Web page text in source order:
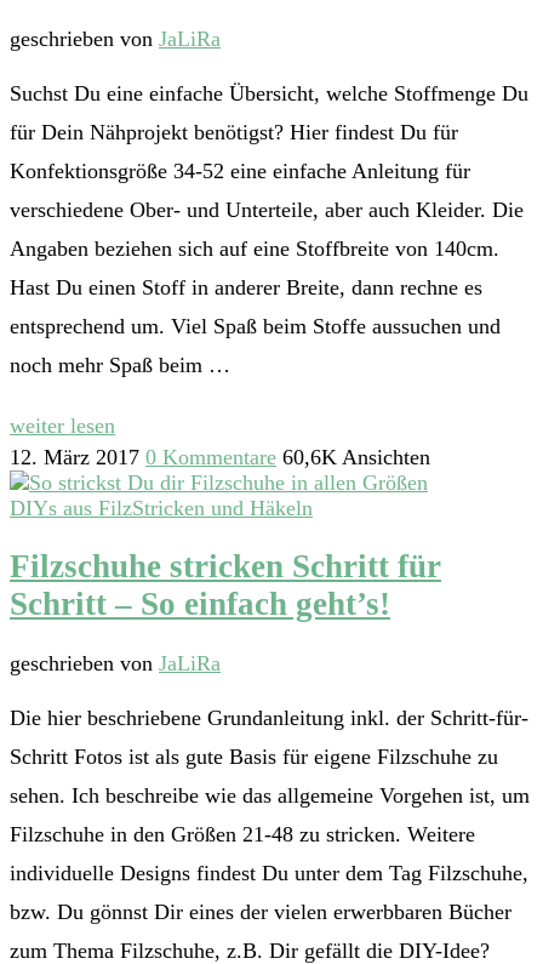
geschrieben von JaLiRa
Suchst Du eine einfache Übersicht, welche Stoffmenge Du
für Dein Nähprojekt benötigst? Hier findest Du für
Konfektionsgröße 34-52 eine einfache Anleitung für
verschiedene Ober- und Unterteile, aber auch Kleider. Die
Angaben beziehen sich auf eine Stoffbreite von 140cm.
Hast Du einen Stoff in anderer Breite, dann rechne es
entsprechend um. Viel Spaß beim Stoffe aussuchen und
noch mehr Spaß beim …
weiter lesen
12. März 2017 0 Kommentare 60,6K Ansichten
DIYs aus FilzStricken und Häkeln
Filzschuhe stricken Schritt für
Schritt – So einfach geht’s!
geschrieben von JaLiRa
Die hier beschriebene Grundanleitung inkl. der Schritt-für-
Schritt Fotos ist als gute Basis für eigene Filzschuhe zu
sehen. Ich beschreibe wie das allgemeine Vorgehen ist, um
Filzschuhe in den Größen 21-48 zu stricken. Weitere
individuelle Designs findest Du unter dem Tag Filzschuhe,
bzw. Du gönnst Dir eines der vielen erwerbbaren Bücher
zum Thema Filzschuhe, z.B. Dir gefällt die DIY-Idee?